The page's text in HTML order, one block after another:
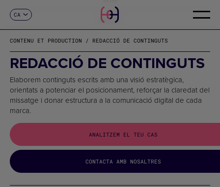
CA
FR
DE
IT
PT
CONTACTE
CONTENU ET PRODUCTION / REDACCIÓ DE CONTINGUTS
REDACCIÓ DE CONTINGUTS
Elaborem continguts escrits amb una visió estratègica,
orientats a potenciar el posicionament, reforçar la claredat del
missatge i donar estructura a la comunicació digital de cada
marca.
ANALITZEM EL TEU CAS
CONTACTA AMB NOSALTRES